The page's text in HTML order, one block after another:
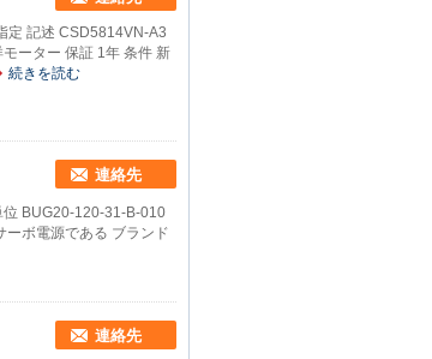
定 記述 CSD5814VN-A3
ーター 保証 1年 条件 新
続きを読む
連絡先
BUG20-120-31-B-010
ボ電源である ブランド
連絡先